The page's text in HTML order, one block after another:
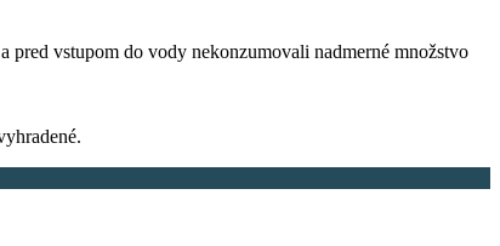
vstupom do vody nekonzumovali nadmerné množstvo